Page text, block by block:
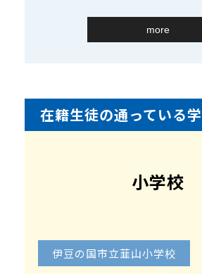
勉強の仕方を教え、勉強の習慣
3者面談にて、学力アップのた
します。
「わかった」喜びから「できる
す。
静岡東部地区で、２００１年か
more
在籍生徒の通っている
小学校
伊豆の国市立韮山小学校